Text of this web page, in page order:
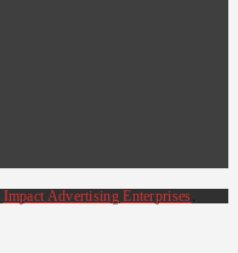
Impact Advertising Enterprises.